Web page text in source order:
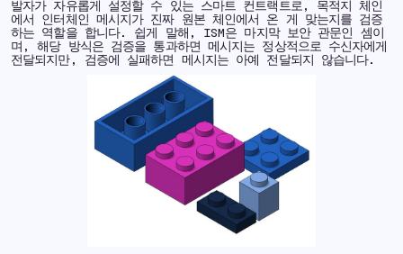
발자가 자유롭게 설정할 수 있는 스마트 컨트랙트로, 목적지 체인
에서 인터체인 메시지가 진짜 원본 체인에서 온 게 맞는지를 검증
하는 역할을 합니다. 쉽게 말해, ISM은 마지막 보안 관문인 셈이
며, 해당 방식은 검증을 통과하면 메시지는 정상적으로 수신자에게
전달되지만, 검증에 실패하면 메시지는 아예 전달되지 않습니다.